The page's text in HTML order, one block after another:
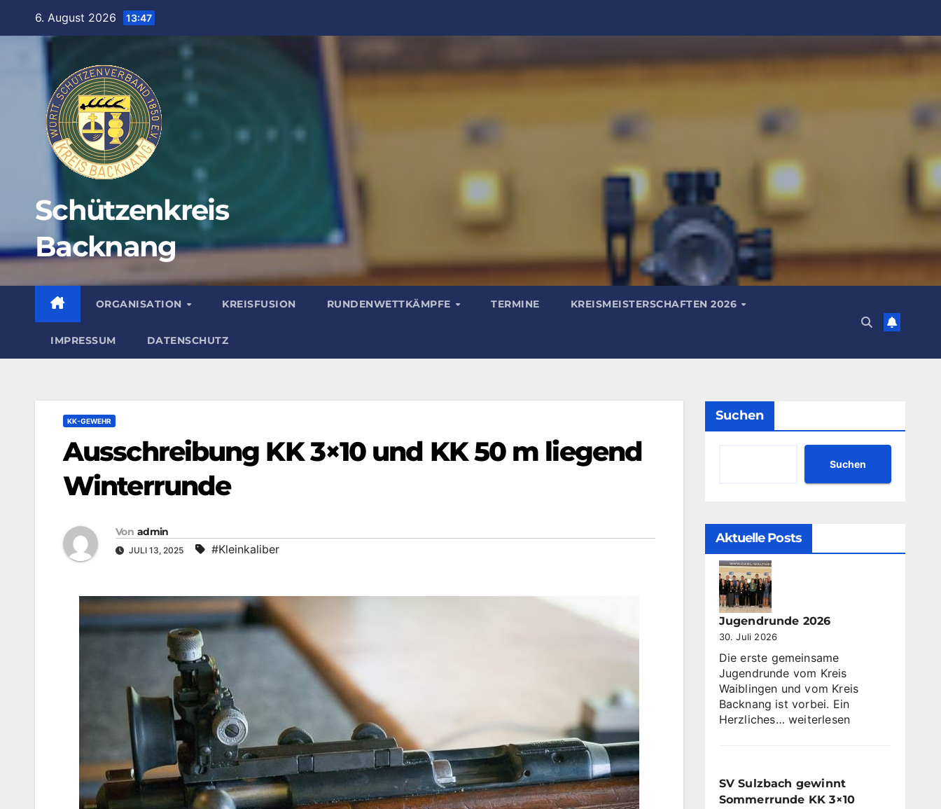
6. August 2026 13:47
Schützenkreis
Backnang
ORGANISATION KREISFUSION RUNDENWETTKÄMPFE TERMINE KREISMEISTERSCHAFTEN 2026
IMPRESSUM DATENSCHUTZ
KK-GEWEHR
Ausschreibung KK 3×10 und KK 50 m liegend
Winterrunde
Von admin
JULI 13, 2025 #Kleinkaliber
Suchen
Suchen
Aktuelle Posts
Jugendrunde 2026
30. Juli 2026
Die erste gemeinsame
Jugendrunde vom Kreis
Waiblingen und vom Kreis
Backnang ist vorbei. Ein
Herzliches… Jugendrunde
weiterlesen
SV Sulzbach gewinnt
Sommerrunde KK 3×10